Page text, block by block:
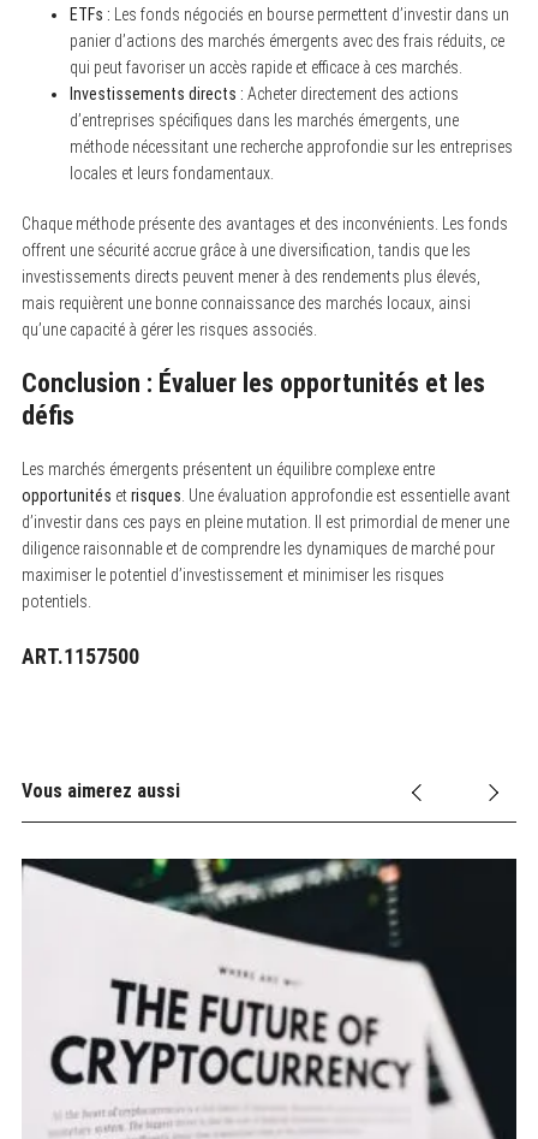
ETFs : Les fonds négociés en bourse permettent d’investir dans un
panier d’actions des marchés émergents avec des frais réduits, ce
qui peut favoriser un accès rapide et efficace à ces marchés.
Investissements directs : Acheter directement des actions
d’entreprises spécifiques dans les marchés émergents, une
méthode nécessitant une recherche approfondie sur les entreprises
locales et leurs fondamentaux.
Chaque méthode présente des avantages et des inconvénients. Les fonds
offrent une sécurité accrue grâce à une diversification, tandis que les
investissements directs peuvent mener à des rendements plus élevés,
mais requièrent une bonne connaissance des marchés locaux, ainsi
qu’une capacité à gérer les risques associés.
Conclusion : Évaluer les opportunités et les
défis
Les marchés émergents présentent un équilibre complexe entre
opportunités etrisques. Une évaluation approfondie est essentielle avant
d’investir dans ces pays en pleine mutation. Il est primordial de mener une
diligence raisonnable et de comprendre les dynamiques de marché pour
maximiser le potentiel d’investissement et minimiser les risques
potentiels.
ART.1157500
Vous aimerez aussi